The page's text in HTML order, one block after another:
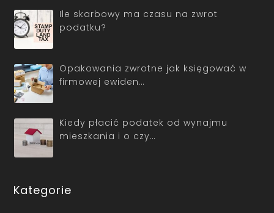
Ile skarbowy ma czasu na zwrot
podatku?
Opakowania zwrotne jak księgować w
firmowej ewiden…
Kiedy płacić podatek od wynajmu
mieszkania i o czy…
Kategorie